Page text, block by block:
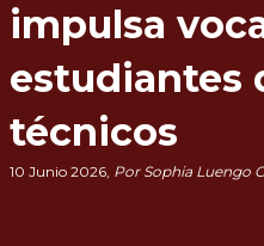
impulsa
estudiantes
técnicos
10 Junio 2026, Por Sophia Luengo